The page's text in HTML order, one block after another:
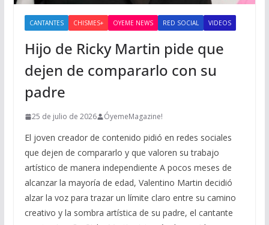
CANTANTES CHISMES+ OYEME NEWS RED SOCIAL VIDEOS
Hijo de Ricky Martin pide que
dejen de compararlo con su
padre
25 de julio de 2026 ÓyemeMagazine!
El joven creador de contenido pidió en redes sociales
que dejen de compararlo y que valoren su trabajo
artístico de manera independiente A pocos meses de
alcanzar la mayoría de edad, Valentino Martin decidió
alzar la voz para trazar un límite claro entre su camino
creativo y la sombra artística de su padre, el cantante